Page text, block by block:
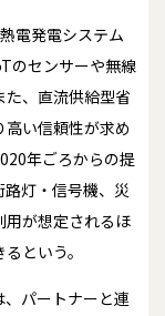
電発電システム
のセンサーや無線
た、直流供給型省
い信頼性が求め
年ごろからの提
灯・信号機、災
用が想定されるほ
という。
、パートナーと連